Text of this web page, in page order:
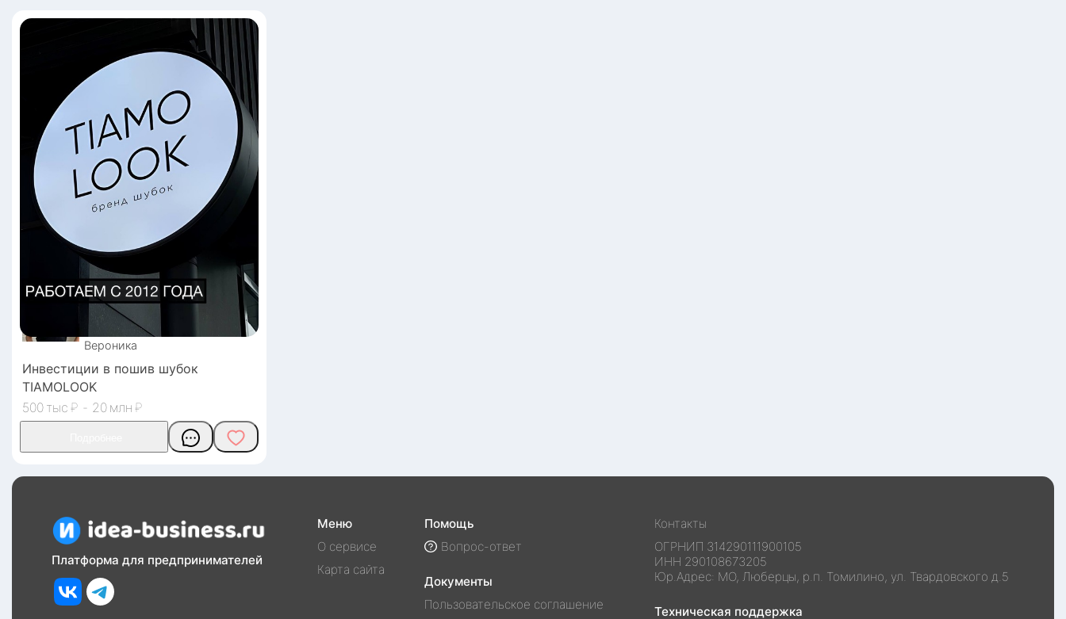
Вероника
Инвестиции в пошив шубок
TIAMOLOOK
500
₽ - 20 ₽
Платформа для предпринимателей
Меню
О сервисе
Карта сайта
Помощь
Вопрос-ответ
Документы
Пользовательское соглашение
Контакты
ОГРНИП 314290111900105
ИНН 290108673205
Юр.Адрес: МО, Люберцы, р.п. Томилино, ул. Твардовского д.5
Техническая поддержка